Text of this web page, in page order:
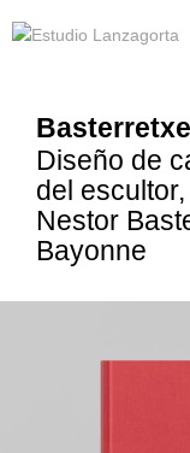
Diseño de
del
Nestor
Bayonne​